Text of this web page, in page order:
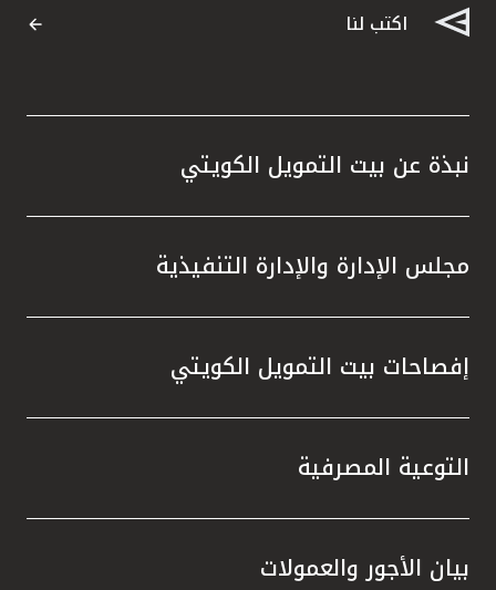
اكتب لنا
نبذة عن بيت التمويل الكويتي
مجلس الإدارة والإدارة التنفيذية
إفصاحات بيت التمويل الكويتي
التوعية المصرفية
بيان الأجور والعمولات